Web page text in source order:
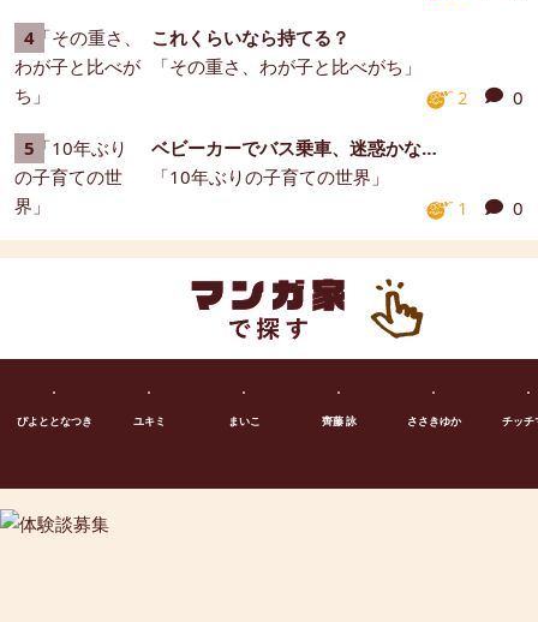
これくらいなら持てる？
「その重さ、わが子と比べがち」
2
0
ベビーカーでバス乗車、迷惑かな…
「10年ぶりの子育ての世界」
1
0
ぴよととなつき ユキミ まいこ 齊藤 詠 ささきゆか チッチ